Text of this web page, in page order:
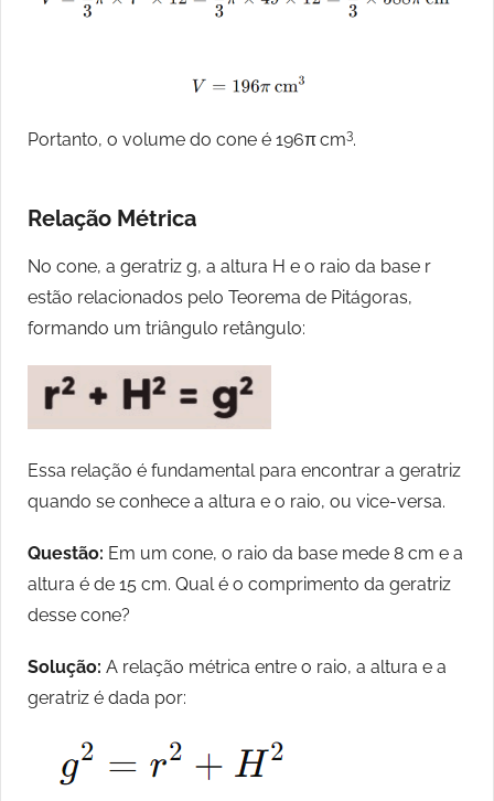
Portanto, o volume do cone é 196π cm3.
Relação Métrica
No cone, a geratriz g, a altura H e o raio da base r
estão relacionados pelo Teorema de Pitágoras,
formando um triângulo retângulo:
Essa relação é fundamental para encontrar a geratriz
quando se conhece a altura e o raio, ou vice-versa.
Questão: Em um cone, o raio da base mede 8 cm e a
altura é de 15 cm. Qual é o comprimento da geratriz
desse cone?
Solução: A relação métrica entre o raio, a altura e a
geratriz é dada por: